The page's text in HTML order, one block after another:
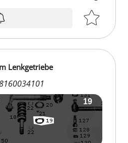
Lenkgetriebe